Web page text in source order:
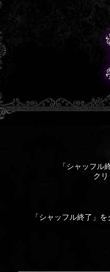
「シャッフ
ク
「シャッフル終了」